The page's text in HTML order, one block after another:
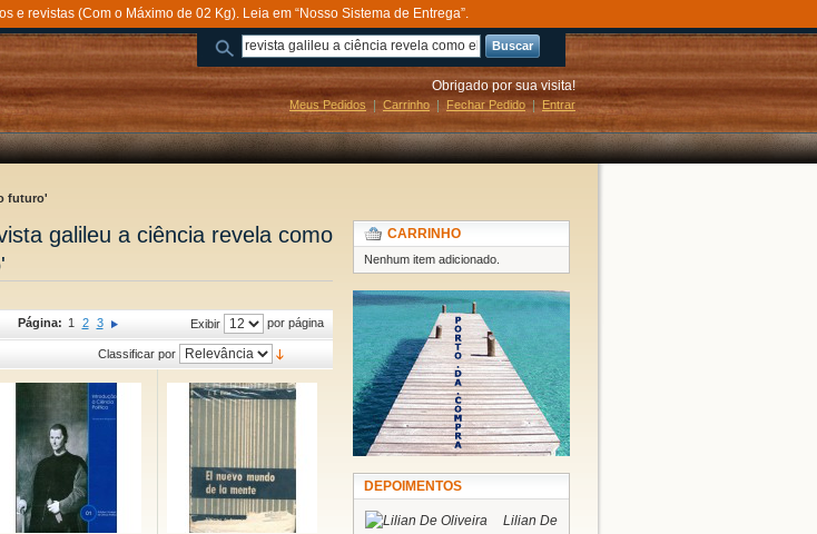
e revistas (Com o Máximo de 02 Kg). Leia em “Nosso Sistema de Entrega”.
Buscar
Obrigado por sua visita!
Meus Pedidos Carrinho Fechar Pedido Entrar
futuro'
galileu a ciência revela como
Exibir por página
Página: 1 2 3
Classificar por
CARRINHO
Nenhum item adicionado.
DEPOIMENTOS
Lilian De